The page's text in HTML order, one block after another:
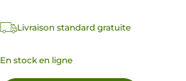
Livraison standard gratuite
En stock en ligne